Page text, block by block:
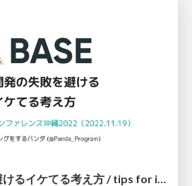
個人開発の失敗を避けるイケてる考え方 / tips for indie hackers